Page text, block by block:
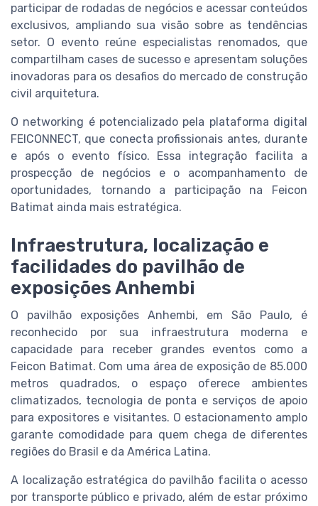
participar de rodadas de negócios e acessar conteúdos
exclusivos, ampliando sua visão sobre as tendências
setor. O evento reúne especialistas renomados, que
compartilham cases de sucesso e apresentam soluções
inovadoras para os desafios do mercado de construção
civil arquitetura.
O networking é potencializado pela plataforma digital
FEICONNECT, que conecta profissionais antes, durante
e após o evento físico. Essa integração facilita a
prospecção de negócios e o acompanhamento de
oportunidades, tornando a participação na Feicon
Batimat ainda mais estratégica.
Infraestrutura, localização e
facilidades do pavilhão de
exposições Anhembi
O pavilhão exposições Anhembi, em São Paulo, é
reconhecido por sua infraestrutura moderna e
capacidade para receber grandes eventos como a
Feicon Batimat. Com uma área de exposição de 85.000
metros quadrados, o espaço oferece ambientes
climatizados, tecnologia de ponta e serviços de apoio
para expositores e visitantes. O estacionamento amplo
garante comodidade para quem chega de diferentes
regiões do Brasil e da América Latina.
A localização estratégica do pavilhão facilita o acesso
por transporte público e privado, além de estar próximo